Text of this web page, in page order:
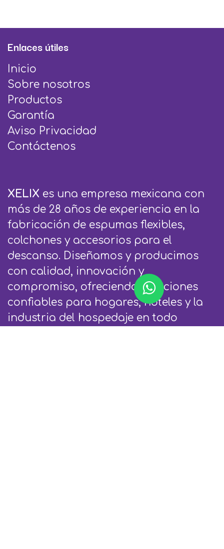
Enlaces útiles
Inicio
Sobre nosotros
Productos
Garantía
Aviso Privacidad
Contáctenos
XELIX es una empresa mexicana con
más de 28 años de experiencia en la
fabricación de espumas flexibles,
colchones y accesorios para el
descanso. Diseñamos y producimos
con calidad, innovación y
compromiso, ofreciendo soluciones
confiables para hogares, hoteles y la
industria del hospedaje en todo